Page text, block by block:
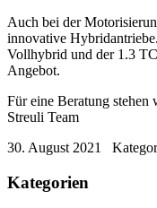
Auch bei der
innovative
Vollhybrid und der 1.3
Angebot.
Für eine Beratung
Streuli Team
30. August 2021
Kategorien